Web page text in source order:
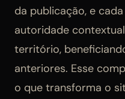
da publicação, e
autoridade
território,
anteriores. Esse
o que transforma o